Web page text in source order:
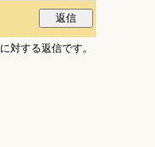
に対する返信です。